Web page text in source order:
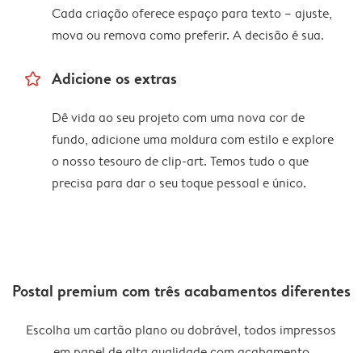
Cada criação oferece espaço para texto – ajuste,
mova ou remova como preferir. A decisão é sua.
star_outline Adicione os extras
Dê vida ao seu projeto com uma nova cor de
fundo, adicione uma moldura com estilo e explore
o nosso tesouro de clip-art. Temos tudo o que
precisa para dar o seu toque pessoal e único.
Postal premium com três acabamentos diferentes
Escolha um cartão plano ou dobrável, todos impressos